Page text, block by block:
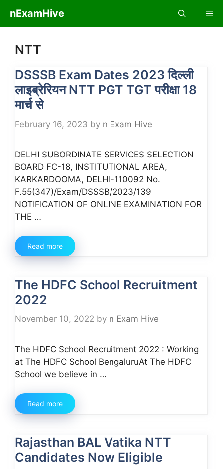
content
nExamHive
NTT
DSSSB Exam Dates 2023 दिल्ली
लाइब्रेरियन NTT PGT TGT परीक्षा 18
मार्च से
February 16, 2023 by n Exam Hive
DELHI SUBORDINATE SERVICES SELECTION
BOARD FC-18, INSTITUTIONAL AREA,
KARKARDOOMA, DELHI-110092 No.
F.55(347)/Exam/DSSSB/2023/139
NOTIFICATION OF ONLINE EXAMINATION FOR
THE …
Read more
The HDFC School Recruitment
2022
November 10, 2022 by n Exam Hive
The HDFC School Recruitment 2022 : Working
at The HDFC School BengaluruAt The HDFC
School we believe in …
Read more
Rajasthan BAL Vatika NTT
Candidates Now Eligible